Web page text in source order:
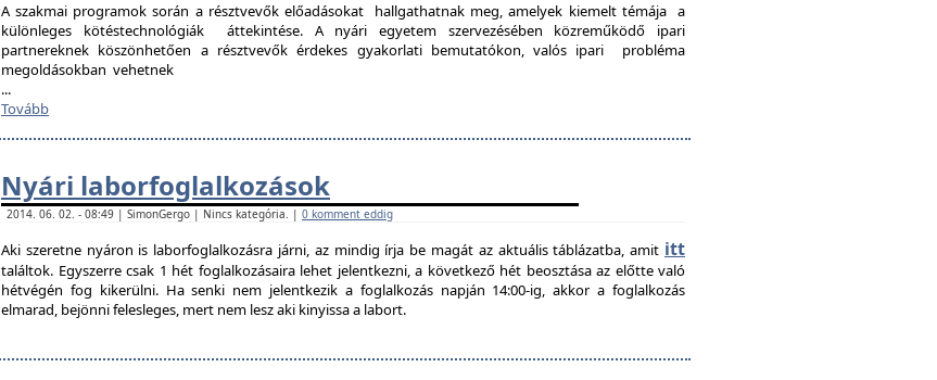
A szakmai programok során a résztvevők előadásokat hallgathatnak meg, amelyek kiemelt témája a
különleges kötéstechnológiák áttekintése. A nyári egyetem szervezésében közreműködő ipari
partnereknek köszönhetően a résztvevők érdekes gyakorlati bemutatókon, valós ipari probléma
megoldásokban vehetnek
...
Tovább
Nyári laborfoglalkozások
2014. 06. 02. - 08:49 | SimonGergo | Nincs kategória. | 0 komment eddig
Aki szeretne nyáron is laborfoglalkozásra járni, az mindig írja be magát az aktuális táblázatba, amit itt
találtok. Egyszerre csak 1 hét foglalkozásaira lehet jelentkezni, a következő hét beosztása az előtte való
hétvégén fog kikerülni. Ha senki nem jelentkezik a foglalkozás napján 14:00-ig, akkor a foglalkozás
elmarad, bejönni felesleges, mert nem lesz aki kinyissa a labort.